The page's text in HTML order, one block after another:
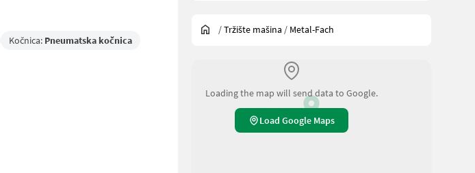
Kočnica: Pneumatska kočnica
/Tržište mašina / Metal-Fach
Loading the map will send data to Google.
Load Google Maps